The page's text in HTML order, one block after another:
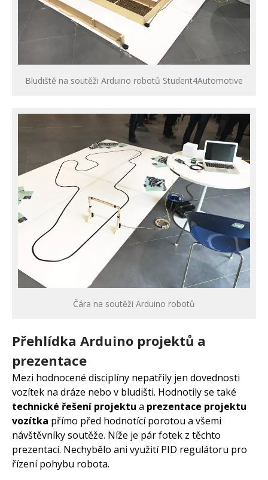
Bludiště na soutěži Arduino robotů Student4Automotive
Čára na soutěži Arduino robotů
Přehlídka Arduino projektů a
prezentace
Mezi hodnocené disciplíny nepatřily jen dovednosti
vozítek na dráze nebo v bludišti. Hodnotily se také
technické řešení projektu a prezentace projektu
vozítka přímo před hodnotící porotou a všemi
návštěvníky soutěže. Níže je pár fotek z těchto
prezentací. Nechybělo ani využití PID regulátoru pro
řízení pohybu robota.